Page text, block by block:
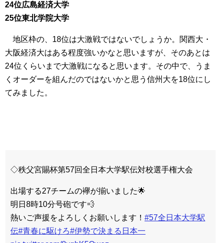
24位広島経済大学
25位東北学院大学
地区枠の、18位は大激戦ではないでしょうか。関西大・
大阪経済大はある程度強いかなと思いますが、そのあとは
24位くらいまで大激戦になると思います。その中で、うま
くオーダーを組んだのではないかと思う信州大を18位にし
てみました。
◇秩父宮賜杯第57回全日本大学駅伝対校選手権大会
出場する27チームの襷が揃いました🌟
明日8時10分号砲です💨
熱いご声援をよろしくお願いします！ #57全日本大学駅
伝#青春に駆けろ#伊勢で決まる日本一